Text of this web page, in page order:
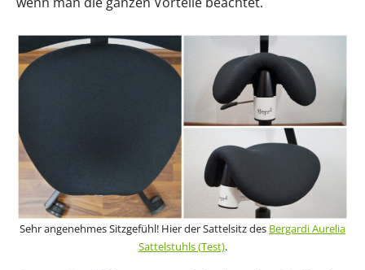
Sehr angenehmes Sitzgefühl! Hier der Sattelsitz des Bergardi Aurelia
Sattelstuhls (Test).